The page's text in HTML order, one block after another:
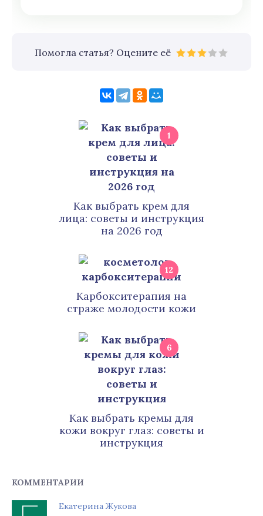
Помогла статья? Оцените её
1
Как выбрать крем для
лица: советы и инструкция
на 2026 год
12
Карбокситерапия на
страже молодости кожи
6
Как выбрать кремы для
кожи вокруг глаз: советы и
инструкция
КОММЕНТАРИИ
Екатерина Жукова